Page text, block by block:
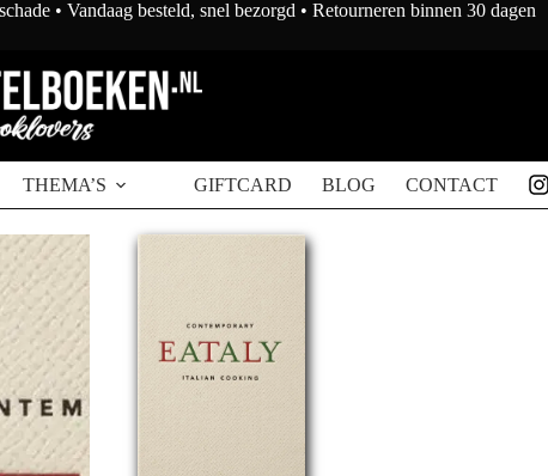
• Vandaag besteld, snel bezorgd • Retourneren binnen 30 dagen
THEMA’S GIFTCARD BLOG CONTACT